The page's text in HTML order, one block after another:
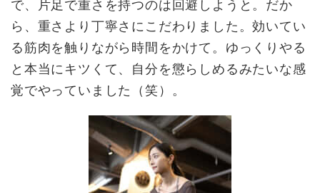
で、片足で重さを持つのは回避しようと。だか
ら、重さより丁寧さにこだわりました。効いてい
る筋肉を触りながら時間をかけて。ゆっくりやる
と本当にキツくて、自分を懲らしめるみたいな感
覚でやっていました（笑）。